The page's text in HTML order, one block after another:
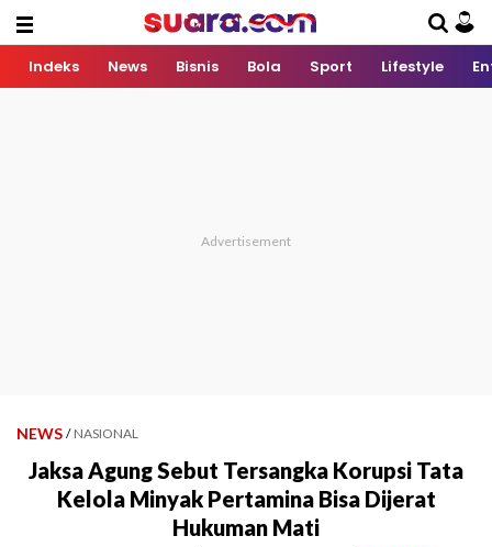
Indeks News Bisnis Bola Sport Lifestyle
NEWS / NASIONAL
Jaksa Agung Sebut Tersangka Korupsi Tata
Kelola Minyak Pertamina Bisa Dijerat
Hukuman Mati